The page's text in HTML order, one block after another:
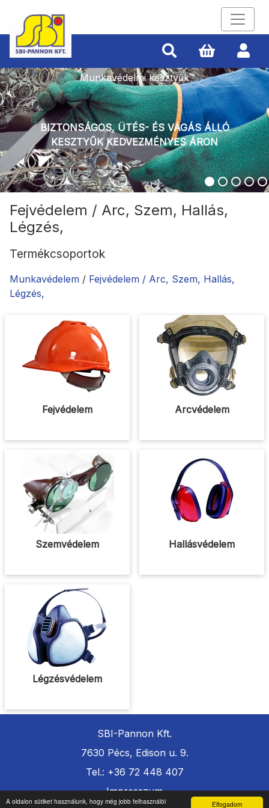
Elfogadom
A oldalon sütiket használunk, hogy még jobb felhasználói
Munkavédelmi kesztyűk
BIZTONSÁGOS, ÜTÉS- ÉS VÁGÁS ÁLLÓ
KESZTYŰK KEDVEZMÉNYES ÁRON
Fejvédelem / Arc, Szem, Hallás,
Légzés,
Termékcsoportok
Munkavédelem / Fejvédelem / Arc, Szem, Hallás,
Légzés,
Fejvédelem Arcvédelem
Szemvédelem Hallásvédelem
Légzésvédelem
SBI-Pannon Kft.
7630 Pécs, Edison u. 9.
Tel.: +36 72 448 407
Impresszum